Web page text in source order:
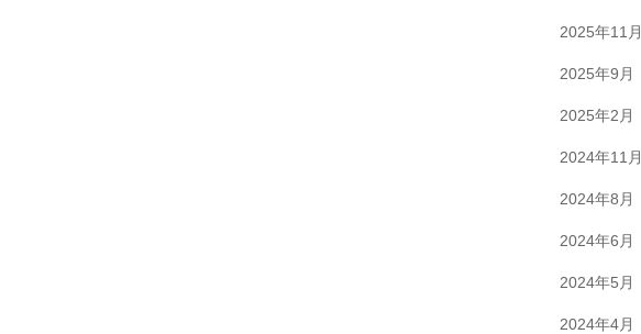
2025年11月
2025年9月
2025年2月
2024年11月
2024年8月
2024年6月
2024年5月
2024年4月